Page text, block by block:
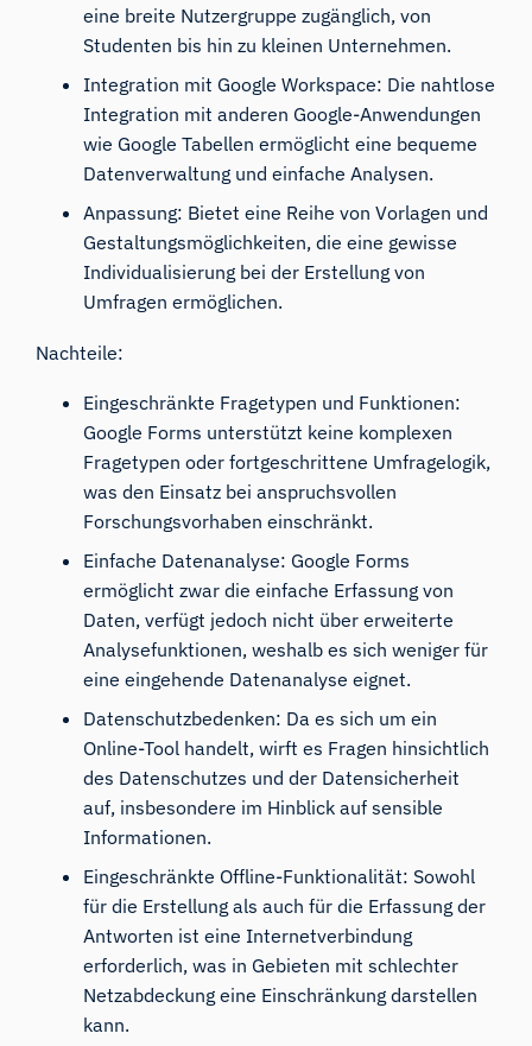
eine breite Nutzergruppe zugänglich, von
Studenten bis hin zu kleinen Unternehmen.
Integration mit Google Workspace: Die nahtlose
Integration mit anderen Google-Anwendungen
wie Google Tabellen ermöglicht eine bequeme
Datenverwaltung und einfache Analysen.
Anpassung: Bietet eine Reihe von Vorlagen und
Gestaltungsmöglichkeiten, die eine gewisse
Individualisierung bei der Erstellung von
Umfragen ermöglichen.
Nachteile:
Eingeschränkte Fragetypen und Funktionen:
Google Forms unterstützt keine komplexen
Fragetypen oder fortgeschrittene Umfragelogik,
was den Einsatz bei anspruchsvollen
Forschungsvorhaben einschränkt.
Einfache Datenanalyse: Google Forms
ermöglicht zwar die einfache Erfassung von
Daten, verfügt jedoch nicht über erweiterte
Analysefunktionen, weshalb es sich weniger für
eine eingehende Datenanalyse eignet.
Datenschutzbedenken: Da es sich um ein
Online-Tool handelt, wirft es Fragen hinsichtlich
des Datenschutzes und der Datensicherheit
auf, insbesondere im Hinblick auf sensible
Informationen.
Eingeschränkte Offline-Funktionalität: Sowohl
für die Erstellung als auch für die Erfassung der
Antworten ist eine Internetverbindung
erforderlich, was in Gebieten mit schlechter
Netzabdeckung eine Einschränkung darstellen
kann.